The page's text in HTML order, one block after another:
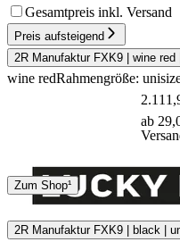
Gesamtpreis inkl. Versand
Preis aufsteigend
2R Manufaktur FXK9 | wine
wine redRahmengröße:
Spedition
10 Tage
ab
Zum Shop¹
2R Manufaktur FXK9 | black |